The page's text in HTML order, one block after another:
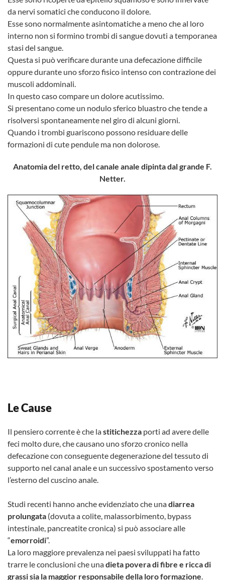
da nervi somatici che conducono il dolore.
Esse sono normalmente asintomatiche a meno che al loro
interno non si formino trombi di sangue dovuti a temporanea
stasi del sangue.
Questa si può verificare durante una defecazione difficile
oppure durante uno sforzo fisico intenso con contrazione dei
muscoli addominali.
In questo caso compare un dolore acutissimo.
Si presentano come un nodulo sferico bluastro che tende a
risolversi spontaneamente nel giro di alcuni giorni.
Quando i trombi guariscono possono residuare delle
formazioni di cute pendule ma non dolorose.
Anatomia del retto, del canale anale dipinta dal grande F.
Netter.
Le Cause
Il pensiero corrente è che lastitichezza porti ad avere delle
feci molto dure, che causano uno sforzo cronico nella
defecazione con conseguente degenerazione del tessuto di
supporto nel canal anale e un successivo spostamento verso
l’esterno del cuscino anale.
Studi recenti hanno anche evidenziato che unadiarrea
prolungata (dovuta a colite, malassorbimento, bypass
intestinale, pancreatite cronica) si può associare alle
“emorroidi”.
La loro maggiore prevalenza nei paesi sviluppati ha fatto
trarre le conclusioni che unadieta povera di fibre e ricca di
grassi sia la maggior responsabile della loro formazione.